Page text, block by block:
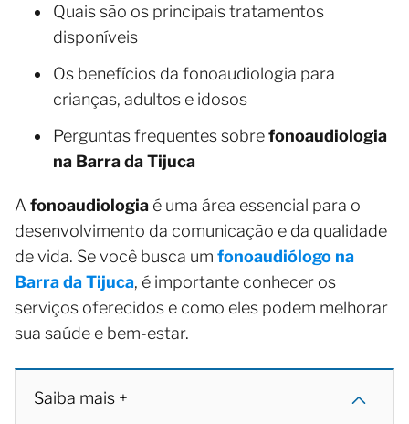
Quais são os principais tratamentos
disponíveis
Os benefícios da fonoaudiologia para
crianças, adultos e idosos
Perguntas frequentes sobrefonoaudiologia
na Barra da Tijuca
A fonoaudiologia é uma área essencial para o
desenvolvimento da comunicação e da qualidade
de vida. Se você busca um fonoaudiólogo na
Barra da Tijuca, é importante conhecer os
serviços oferecidos e como eles podem melhorar
sua saúde e bem-estar.
Saiba mais +